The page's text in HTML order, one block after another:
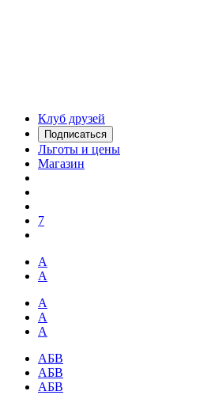
Клуб друзей
Подписаться
Льготы и цены
Магазин
7
А
А
А
А
А
АБВ
АБВ
АБВ